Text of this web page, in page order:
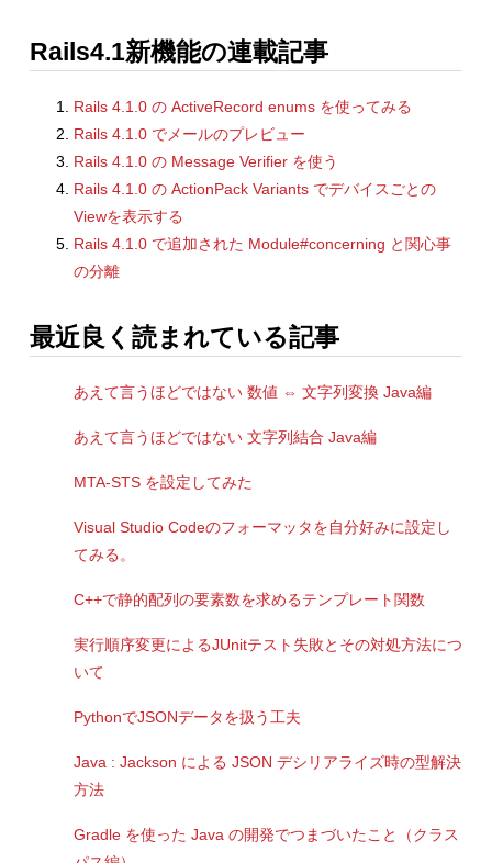
Rails4.1新機能の連載記事
Rails 4.1.0 の ActiveRecord enums を使ってみる
Rails 4.1.0 でメールのプレビュー
Rails 4.1.0 の Message Verifier を使う
Rails 4.1.0 の ActionPack Variants でデバイスごとの
Viewを表示する
Rails 4.1.0 で追加された Module#concerning と関心事
の分離
最近良く読まれている記事
あえて言うほどではない 数値 ⇔ 文字列変換 Java編
あえて言うほどではない 文字列結合 Java編
MTA-STS を設定してみた
Visual Studio Codeのフォーマッタを自分好みに設定し
てみる。
C++で静的配列の要素数を求めるテンプレート関数
実行順序変更によるJUnitテスト失敗とその対処方法につ
いて
PythonでJSONデータを扱う工夫
Java : Jackson による JSON デシリアライズ時の型解決
方法
Gradle を使った Java の開発でつまづいたこと（クラス